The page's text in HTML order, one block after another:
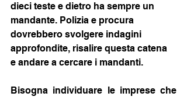
dieci teste e dietro ha sempre un
mandante. Polizia e procura
dovrebbero svolgere indagini
approfondite, risalire questa catena
e andare a cercare i mandanti.
Bisogna individuare le imprese che